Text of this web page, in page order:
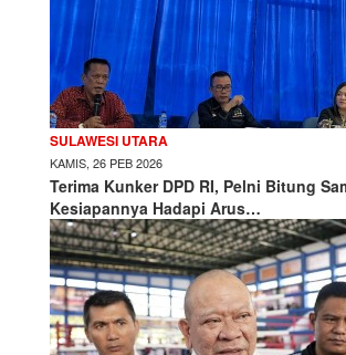
SULAWESI UTARA
KAMIS, 26 PEB 2026
Terima Kunker DPD RI, Pelni Bitung
Kesiapannya Hadapi Arus…